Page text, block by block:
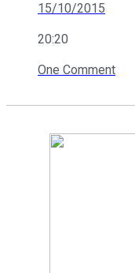
15/10/2015
20:20
One Comment